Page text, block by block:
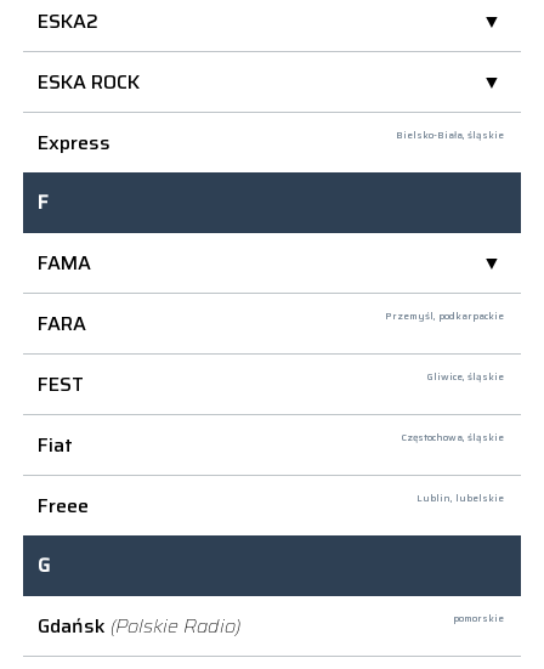
ESKA2
ESKA ROCK
Express
Bielsko-Biała, śląskie
F
FAMA
FARA
Przemyśl, podkarpackie
FEST Gliwice, śląskie
Fiat Częstochowa, śląskie
Freee Lublin, lubelskie
G
Gdańsk (Polskie Radio) pomorskie